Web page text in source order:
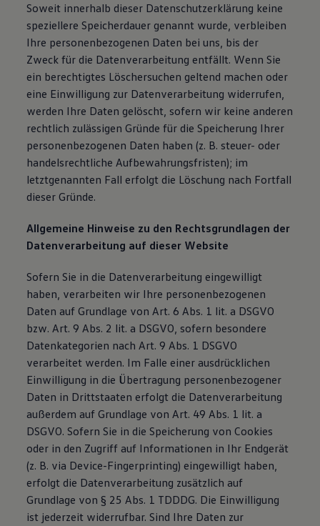
Soweit innerhalb dieser Datenschutzerklärung keine
speziellere Speicherdauer genannt wurde, verbleiben
Ihre personenbezogenen Daten bei uns, bis der
Zweck für die Datenverarbeitung entfällt. Wenn Sie
ein berechtigtes Löschersuchen geltend machen oder
eine Einwilligung zur Datenverarbeitung widerrufen,
werden Ihre Daten gelöscht, sofern wir keine anderen
rechtlich zulässigen Gründe für die Speicherung Ihrer
personenbezogenen Daten haben (z. B. steuer- oder
handelsrechtliche Aufbewahrungsfristen); im
letztgenannten Fall erfolgt die Löschung nach Fortfall
dieser Gründe.
Allgemeine Hinweise zu den Rechtsgrundlagen der
Datenverarbeitung auf dieser Website
Sofern Sie in die Datenverarbeitung eingewilligt
haben, verarbeiten wir Ihre personenbezogenen
Daten auf Grundlage von Art. 6 Abs. 1 lit. a DSGVO
bzw. Art. 9 Abs. 2 lit. a DSGVO, sofern besondere
Datenkategorien nach Art. 9 Abs. 1 DSGVO
verarbeitet werden. Im Falle einer ausdrücklichen
Einwilligung in die Übertragung personenbezogener
Daten in Drittstaaten erfolgt die Datenverarbeitung
außerdem auf Grundlage von Art. 49 Abs. 1 lit. a
DSGVO. Sofern Sie in die Speicherung von Cookies
oder in den Zugriff auf Informationen in Ihr Endgerät
(z. B. via Device-Fingerprinting) eingewilligt haben,
erfolgt die Datenverarbeitung zusätzlich auf
Grundlage von § 25 Abs. 1 TDDDG. Die Einwilligung
ist jederzeit widerrufbar. Sind Ihre Daten zur